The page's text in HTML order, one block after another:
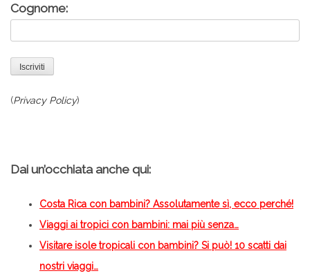
Cognome:
(Privacy Policy)
Dai un’occhiata anche qui:
Costa Rica con bambini? Assolutamente sì, ecco perché!
Viaggi ai tropici con bambini: mai più senza…
Visitare isole tropicali con bambini? Si può! 10 scatti dai
nostri viaggi…